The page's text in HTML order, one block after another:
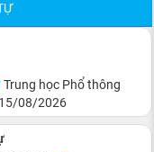
Trung học Phổ thông
08/2026